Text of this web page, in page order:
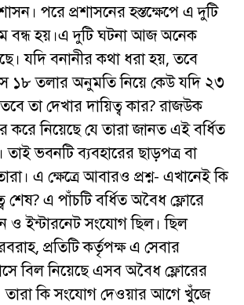
পরে প্রশাসনের হস্তক্ষেপে এ দুটি
বন্ধ হয়।এ দুটি ঘটনা আজ অনেক
যদি বনানীর কথা ধরা হয়, তবে
১৮ তলার অনুমতি নিয়ে কেউ যদি ২৩
তা দেখার দায়িত্ব কার? রাজউক
করে নিয়েছে যে তারা জানত এই বর্ধিত
তাই ভবনটি ব্যবহারের ছাড়পত্র বা
এ ক্ষেত্রে আবারও প্রশ্ন- এখানেই কি
শেষ? এ পাঁচটি বর্ধিত অবৈধ ফ্লোরে
ও ইন্টারনেট সংযোগ ছিল। ছিল
প্রতিটি কর্তৃপক্ষ এ সেবার
বিল নিয়েছে এসব অবৈধ ফ্লোরের
তারা কি সংযোগ দেওয়ার আগে খুঁজে